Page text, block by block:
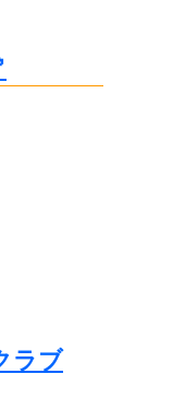
ラブ